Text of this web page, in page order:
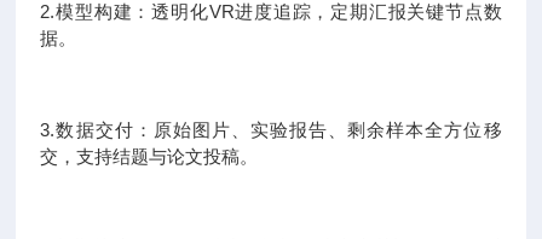
2.模型构建：透明化VR进度追踪，定期汇报关键节点数
据。
3.数据交付：原始图片、实验报告、剩余样本全方位移
交，支持结题与论文投稿。